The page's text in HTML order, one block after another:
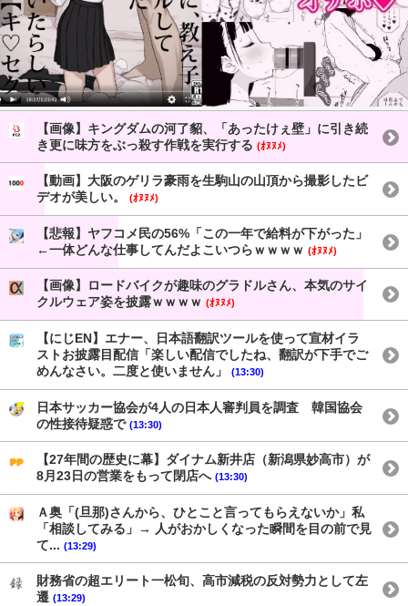
【画像】キングダムの河了貂、「あったけぇ壁」に引き続
き更に味方をぶっ殺す作戦を実行する (ｵﾇﾇﾒ)
【動画】大阪のゲリラ豪雨を生駒山の山頂から撮影したビ
デオが美しい。
(ｵﾇﾇﾒ)
【悲報】ヤフコメ民の56%「この一年で給料が下がった」
←一体どんな仕事してんだよこいつらｗｗｗｗ (ｵﾇﾇﾒ)
【画像】ロードバイクが趣味のグラドルさん、本気のサイ
クルウェア姿を披露ｗｗｗｗ (ｵﾇﾇﾒ)
【にじEN】エナー、日本語翻訳ツールを使って宣材イラ
ストお披露目配信「楽しい配信でしたね、翻訳が下手でご
めんなさい。二度と使いません」
(13:30)
日本サッカー協会が4人の日本人審判員を調査 韓国協会
の性接待疑惑で (13:30)
【27年間の歴史に幕】ダイナム新井店（新潟県妙高市）が
8月23日の営業をもって閉店へ (13:30)
Ａ奥「(旦那)さんから、ひとこと言ってもらえないか」私
「相談してみる」→ 人がおかしくなった瞬間を目の前で見
て... (13:29)
財務省の超エリート一松旬、高市減税の反対勢力として左
遷 (13:29)